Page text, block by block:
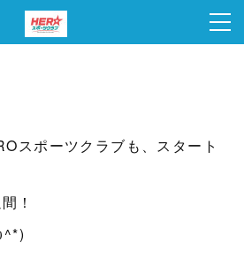
スポーツクラブも、スタート
！